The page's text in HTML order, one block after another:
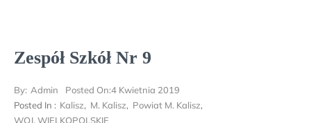
Zespół Szkół Nr 9
By: Admin Posted On:4 Kwietnia 2019
Posted In : Kalisz, M. Kalisz, Powiat M. Kalisz,
WOJ. WIELKOPOLSKIE